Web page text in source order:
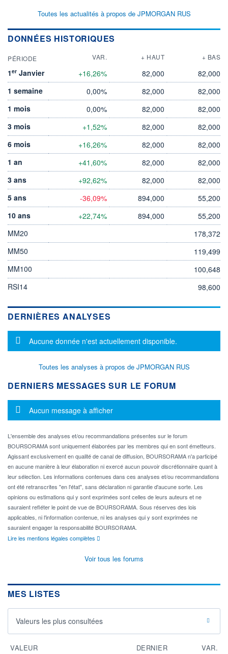
Toutes les actualités à propos de JPMORGAN RUS
DONNÉES HISTORIQUES
PÉRIODE VAR. + HAUT + BAS
1er Janvier +16,26% 82,000
82,000
1 semaine
0,00% 82,000
82,000
1 mois
0,00% 82,000
82,000
3 mois
+1,52% 82,000
82,000
6 mois
+16,26% 82,000
82,000
1 an
+41,60% 82,000
82,000
3 ans
+92,62% 82,000
82,000
5 ans
-36,09% 894,000
55,200
10 ans
+22,74% 894,000
55,200
MM20
178,372
MM50
119,499
MM100
100,648
RSI14
98,600
DERNIÈRES ANALYSES
Message d'information
Aucune donnée n'est actuellement disponible.
Toutes les analyses à propos de JPMORGAN RUS
DERNIERS MESSAGES SUR LE FORUM
Message d'information
Aucun message à afficher
L'ensemble des analyses et/ou recommandations présentes sur le forum
BOURSORAMA sont uniquement élaborées par les membres qui en sont émetteurs.
Agissant exclusivement en qualité de canal de diffusion, BOURSORAMA n'a participé
en aucune manière à leur élaboration ni exercé aucun pouvoir discrétionnaire quant à
leur sélection. Les informations contenues dans ces analyses et/ou recommandations
ont été retranscrites "en l'état", sans déclaration ni garantie d'aucune sorte. Les
opinions ou estimations qui y sont exprimées sont celles de leurs auteurs et ne
sauraient refléter le point de vue de BOURSORAMA. Sous réserves des lois
applicables, ni l'information contenue, ni les analyses qui y sont exprimées ne
sauraient engager la responsabilité BOURSORAMA.
Lire les mentions légales complètes
Voir tous les forums
MES LISTES
Valeurs les plus consultées
VALEUR DERNIER VAR.